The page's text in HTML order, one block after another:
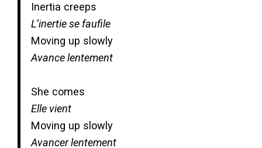
Inertia creeps
L’inertie se faufile
Moving up slowly
Avance lentement
She comes
Elle vient
Moving up slowly
Avancer lentement